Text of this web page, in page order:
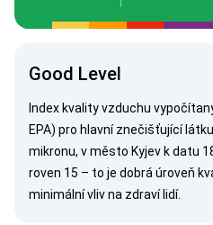
Good Level
Index kvality vzduchu
EPA) pro hlavní znečišťující
mikronu, v město Kyjev k datu
roven 15 – to je dobrá úroveň
minimální vliv na zdraví lidí.